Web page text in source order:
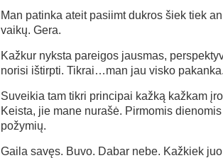
Man patinka ateit pasiimt dukros šiek tiek
vaikų. Gera.
Kažkur nyksta pareigos jausmas,
norisi ištirpti. Tikrai…man jau visko
Suveikia tam tikri principai kažką kažkam
Keista, jie mane nurašė. Pirmomis
požymių.
Gaila savęs. Buvo. Dabar nebe. Kažkiek